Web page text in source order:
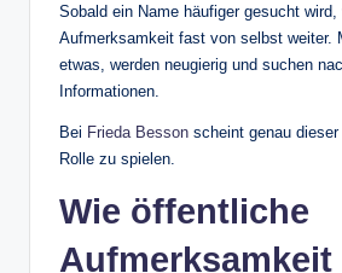
Sobald ein Name häufiger gesucht
Aufmerksamkeit fast von selbst weiter.
etwas, werden neugierig und suchen
Informationen.
Bei Frieda Besson scheint genau
Rolle zu spielen.
Wie öffentliche
Aufmerksamkeit